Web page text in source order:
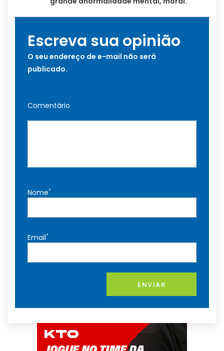
Escreva sua opinião
O seu endereço de e-mail não será
publicado.
Comentário
Nome*
Email*
ENVIAR